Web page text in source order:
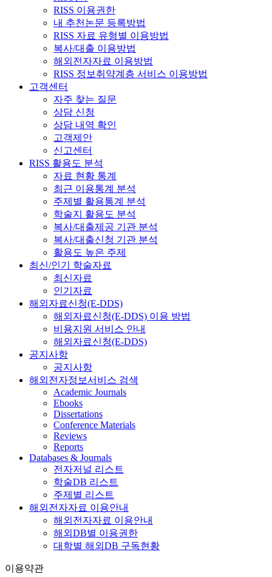
RISS 이용권한
내 추천논문 등록방법
RISS 자료 유형별 이용방법
복사/대출 이용방법
해외전자자료 이용방법
RISS 정보취약계층 서비스 이용방법
고객센터
자주 찾는 질문
상담 신청
상담 내역 확인
고객제안
신고센터
RISS 활용도 분석
자료 현황 통계
최근 이용통계 분석
주제별 활용통계 분석
학술지 활용도 분석
복사/대출제공 기관 분석
복사/대출신청 기관 분석
활용도 높은 주제
최신/인기 학술자료
최신자료
인기자료
해외자료신청(E-DDS)
해외자료신청(E-DDS) 이용 방법
비용지원 서비스 안내
해외자료신청(E-DDS)
공지사항
공지사항
해외전자정보서비스 검색
Academic Journals
Ebooks
Dissertations
Conference Materials
Reviews
Reports
Databases & Journals
전자저널 리스트
학술DB 리스트
주제별 리스트
해외전자자료 이용안내
해외전자자료 이용안내
해외DB별 이용권한
대학별 해외DB 구독현황
이용약관